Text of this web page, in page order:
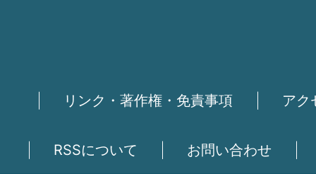
リンク・著作権・免責事項 アク
RSSについて お問い合わせ